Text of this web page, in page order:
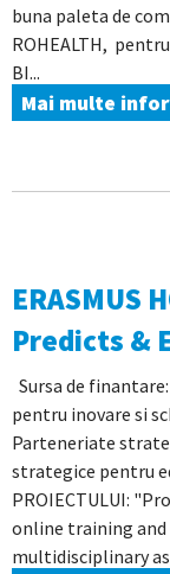
buna paleta de
ROHEALTH,
BI...
Mai multe
ERASMUS
Predicts &
Sursa de
pentru inovare si
Parteneriate
strategice pentru
PROIECTULUI:
online training and
multidisciplinary